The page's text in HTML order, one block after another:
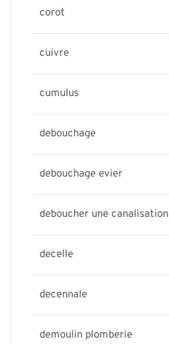
corot
cuivre
cumulus
debouchage
debouchage evier
deboucher une canalisation
decelle
decennale
demoulin plomberie